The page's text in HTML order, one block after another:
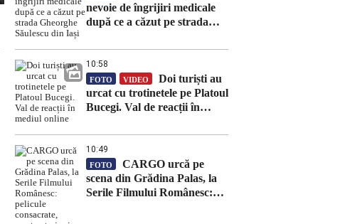
nevoie de îngrijiri medicale
după ce a căzut pe strada
10:58
FOTO VIDEO
Doi turiști au
urcat cu trotinetele pe Platoul
Bucegi. Val de reacții în
10:49
FOTO
CARGO urcă pe
scena din Grădina Palas, la
Serile Filmului Românesc: